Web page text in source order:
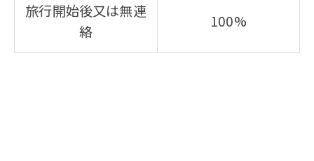
旅行開始後又は無連
絡
100%